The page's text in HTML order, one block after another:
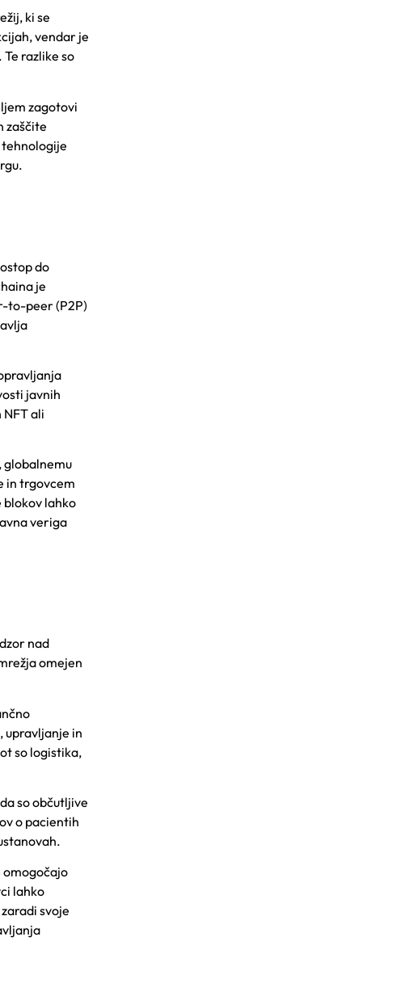
ki se
vendar je
razlike so
zagotovi
zaščite
tehnologije
do
je
to-peer (P2P)
javnih
ali
globalnemu
in trgovcem
blokov lahko
veriga
nad
omejen
upravljanje in
so logistika,
so občutljive
o pacientih
omogočajo
lahko
svoje